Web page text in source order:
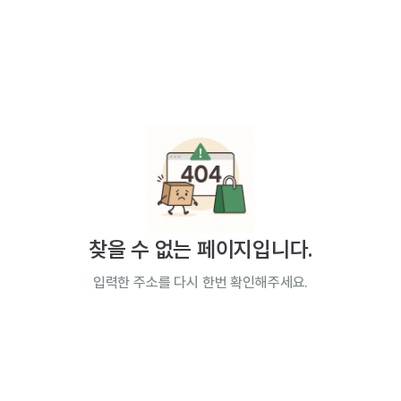
찾을 수 없는 페이지입니다.
입력한 주소를 다시 한번 확인해주세요.